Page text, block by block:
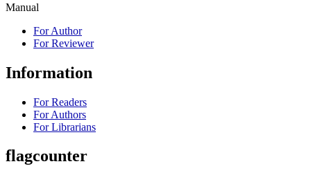
Manual
For Author
For Reviewer
Information
For Readers
For Authors
For Librarians
flagcounter